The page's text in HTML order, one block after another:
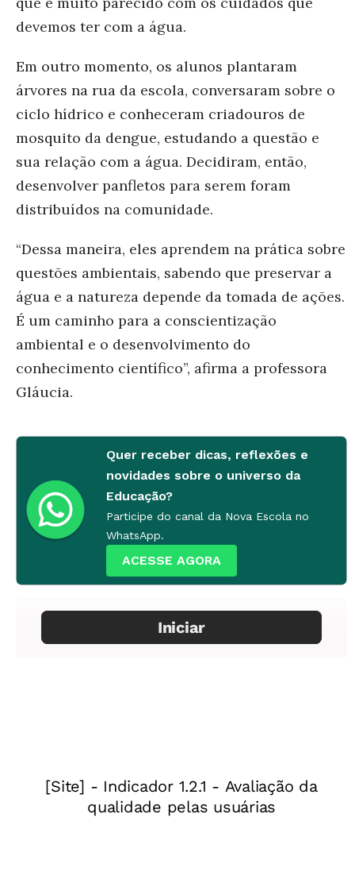
devemos ter com a água.
Em outro momento, os alunos plantaram
árvores na rua da escola, conversaram sobre o
ciclo hídrico e conheceram criadouros de
mosquito da dengue, estudando a questão e
sua relação com a água. Decidiram, então,
desenvolver panfletos para serem foram
distribuídos na comunidade.
“Dessa maneira, eles aprendem na prática sobre
questões ambientais, sabendo que preservar a
água e a natureza depende da tomada de ações.
É um caminho para a conscientização
ambiental e o desenvolvimento do
conhecimento científico”, afirma a professora
Gláucia.
Quer receber dicas, reflexões e
novidades sobre o universo da
Educação?
Participe do canal da Nova Escola no
WhatsApp.
ACESSE AGORA